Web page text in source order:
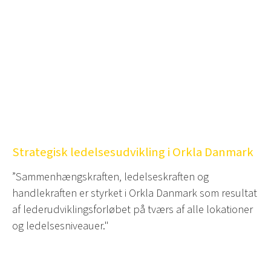
Strategisk ledelsesudvikling i Orkla Danmark
”Sammenhængskraften, ledelseskraften og
handlekraften er styrket i Orkla Danmark som resultat
af lederudviklingsforløbet på tværs af alle lokationer
og ledelsesniveauer."